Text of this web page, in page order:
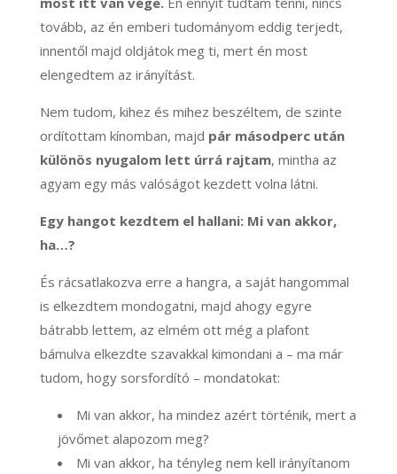
tovább, az én emberi tudományom eddig terjedt,
innentől majd oldjátok meg ti, mert én most
elengedtem az irányítást.
Nem tudom, kihez és mihez beszéltem, de szinte
ordítottam kínomban, majd pár másodperc után
különös nyugalom lett úrrá rajtam, mintha az
agyam egy más valóságot kezdett volna látni.
Egy hangot kezdtem el hallani: Mi van akkor,
ha…?
És rácsatlakozva erre a hangra, a saját hangommal
is elkezdtem mondogatni, majd ahogy egyre
bátrabb lettem, az elmém ott még a plafont
bámulva elkezdte szavakkal kimondani a – ma már
tudom, hogy sorsfordító – mondatokat:
Mi van akkor, ha mindez azért történik, mert a
jövőmet alapozom meg?
Mi van akkor, ha tényleg nem kell irányítanom